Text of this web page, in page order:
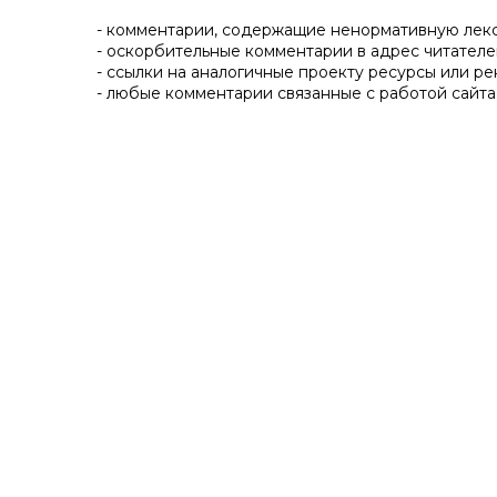
- комментарии, содержащие ненормативную
- оскорбительные комментарии в адрес
- ссылки на аналогичные проекту ресурсы или
- любые комментарии связанные с работой сайта